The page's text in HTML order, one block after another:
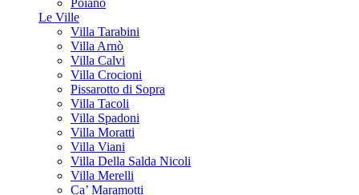
Poiano
Le Ville
Villa Tarabini
Villa Arnò
Villa Calvi
Villa Crocioni
Pissarotto di Sopra
Villa Tacoli
Villa Spadoni
Villa Moratti
Villa Viani
Villa Della Salda Nicoli
Villa Merelli
Ca’ Maramotti